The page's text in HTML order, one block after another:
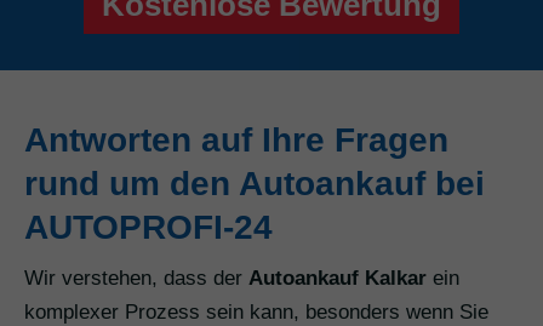
Antworten auf Ihre Fragen
rund um den Autoankauf bei
AUTOPROFI-24
Wir verstehen, dass der Autoankauf Kalkar ein
komplexer Prozess sein kann, besonders wenn Sie